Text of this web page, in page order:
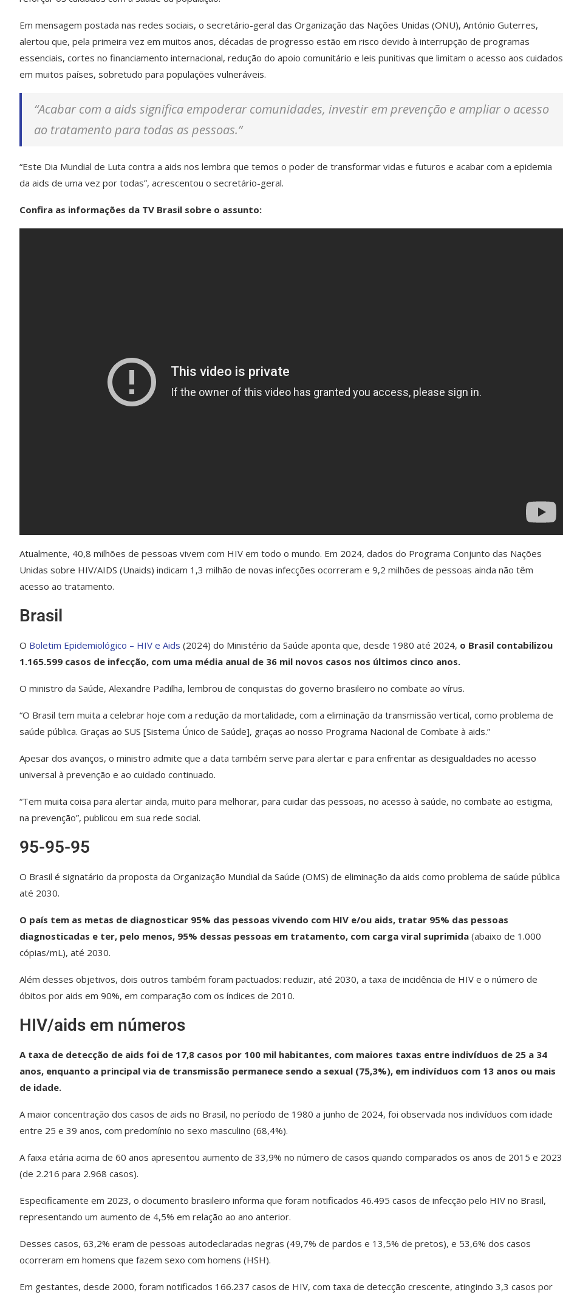
Em mensagem postada nas redes sociais, o secretário-geral das Organização das Nações Unidas (ONU), António Guterres,
alertou que, pela primeira vez em muitos anos, décadas de progresso estão em risco devido à interrupção de programas
essenciais, cortes no financiamento internacional, redução do apoio comunitário e leis punitivas que limitam o acesso aos cuidados
em muitos países, sobretudo para populações vulneráveis.
“Acabar com a aids significa empoderar comunidades, investir em prevenção e ampliar o acesso
ao tratamento para todas as pessoas.”
“Este Dia Mundial de Luta contra a aids nos lembra que temos o poder de transformar vidas e futuros e acabar com a epidemia
da aids de uma vez por todas”, acrescentou o secretário-geral.
Confira as informações da TV Brasil sobre o assunto:
Atualmente, 40,8 milhões de pessoas vivem com HIV em todo o mundo. Em 2024, dados do Programa Conjunto das Nações
Unidas sobre HIV/AIDS (Unaids) indicam 1,3 milhão de novas infecções ocorreram e 9,2 milhões de pessoas ainda não têm
acesso ao tratamento.
Brasil
O Boletim Epidemiológico – HIV e Aids (2024) do Ministério da Saúde aponta que, desde 1980 até 2024, o Brasil contabilizou
1.165.599 casos de infecção, com uma média anual de 36 mil novos casos nos últimos cinco anos.
O ministro da Saúde, Alexandre Padilha, lembrou de conquistas do governo brasileiro no combate ao vírus.
“O Brasil tem muita a celebrar hoje com a redução da mortalidade, com a eliminação da transmissão vertical, como problema de
saúde pública. Graças ao SUS [Sistema Único de Saúde], graças ao nosso Programa Nacional de Combate à aids.”
Apesar dos avanços, o ministro admite que a data também serve para alertar e para enfrentar as desigualdades no acesso
universal à prevenção e ao cuidado continuado.
“Tem muita coisa para alertar ainda, muito para melhorar, para cuidar das pessoas, no acesso à saúde, no combate ao estigma,
na prevenção”, publicou em sua rede social.
95-95-95
O Brasil é signatário da proposta da Organização Mundial da Saúde (OMS) de eliminação da aids como problema de saúde pública
até 2030.
O país tem as metas de diagnosticar 95% das pessoas vivendo com HIV e/ou aids, tratar 95% das pessoas
diagnosticadas e ter, pelo menos, 95% dessas pessoas em tratamento, com carga viral suprimida (abaixo de 1.000
cópias/mL), até 2030.
Além desses objetivos, dois outros também foram pactuados: reduzir, até 2030, a taxa de incidência de HIV e o número de
óbitos por aids em 90%, em comparação com os índices de 2010.
HIV/aids em números
A taxa de detecção de aids foi de 17,8 casos por 100 mil habitantes, com maiores taxas entre indivíduos de 25 a 34
anos, enquanto a principal via de transmissão permanece sendo a sexual (75,3%), em indivíduos com 13 anos ou mais
de idade.
A maior concentração dos casos de aids no Brasil, no período de 1980 a junho de 2024, foi observada nos indivíduos com idade
entre 25 e 39 anos, com predomínio no sexo masculino (68,4%).
A faixa etária acima de 60 anos apresentou aumento de 33,9% no número de casos quando comparados os anos de 2015 e 2023
(de 2.216 para 2.968 casos).
Especificamente em 2023, o documento brasileiro informa que foram notificados 46.495 casos de infecção pelo HIV no Brasil,
representando um aumento de 4,5% em relação ao ano anterior.
Desses casos, 63,2% eram de pessoas autodeclaradas negras (49,7% de pardos e 13,5% de pretos), e 53,6% dos casos
ocorreram em homens que fazem sexo com homens (HSH).
Em gestantes, desde 2000, foram notificados 166.237 casos de HIV, com taxa de detecção crescente, atingindo 3,3 casos por